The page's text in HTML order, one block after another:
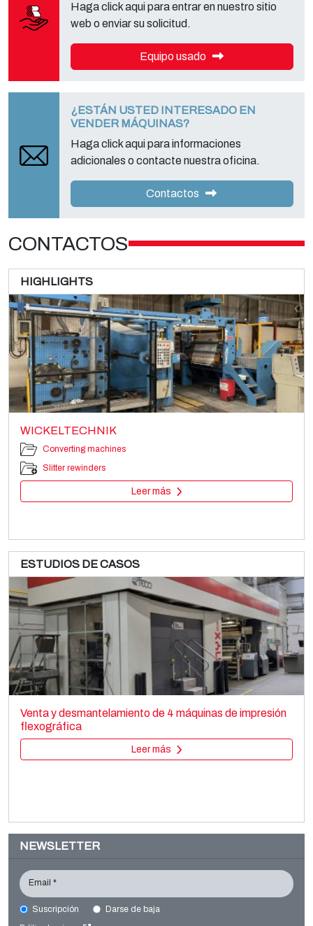
Haga click aqui para entrar en nuestro sitio
web o enviar su solicitud.
Equipo usado
¿ESTÁN USTED INTERESADO EN
VENDER MÁQUINAS?
Haga click aqui para informaciones
adicionales o contacte nuestra oficina.
Contactos
CONTACTOS
HIGHLIGHTS
WICKELTECHNIK
Converting machines
Slitter rewinders
Leer más
UTECO AMETHYST
Printing machines
Flexo CI
Leer más
ESTUDIOS DE CASOS
Venta y desmantelamiento de 4 máquinas de impresión
flexográfica
Leer más
NEWSLETTER
Email *
Suscripción Darse de baja